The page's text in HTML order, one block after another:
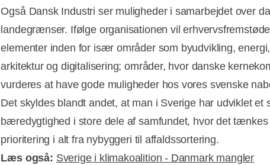
Også Dansk Industri ser muligheder i samarbejdet over
landegrænser. Ifølge organisationen vil
elementer inden for især områder som byudvikling,
arkitektur og digitalisering; områder, hvor danske
vurderes at have gode muligheder hos vores svenske
Det skyldes blandt andet, at man i Sverige har udviklet et
bæredygtighed i store dele af samfundet, hvor det tænkes
prioritering i alt fra nybyggeri til affaldssortering.
Læs også: Sverige i klimakoalition - Danmark mangler